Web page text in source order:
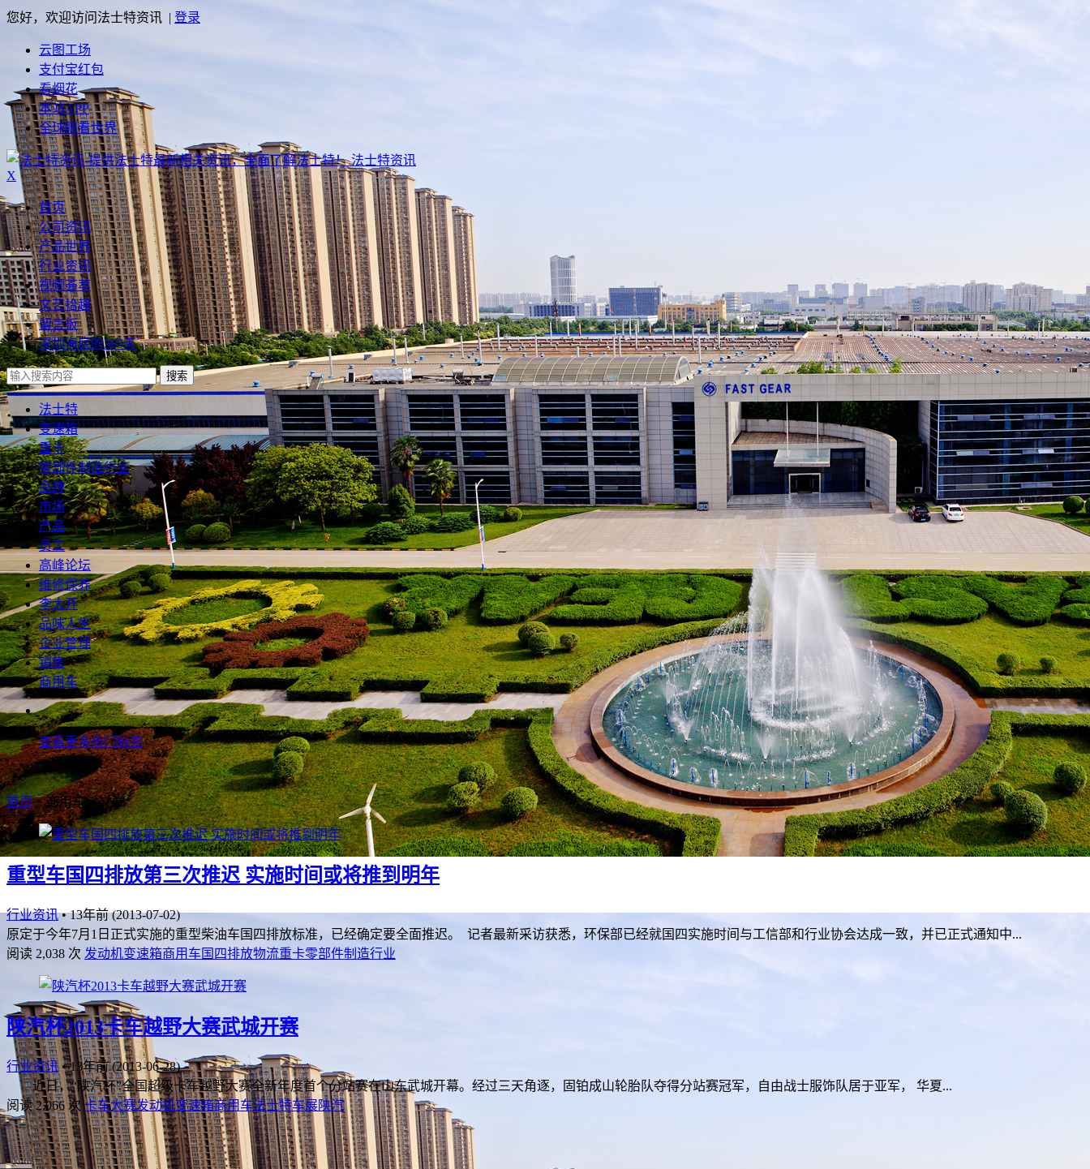
您好，欢迎访问法士特资讯 | 登录
云图工场
支付宝红包
看烟花
本站APP
全球眼看世界
法士特资讯
X
首页
公司资讯
产品世界
行业资讯
视频荟萃
文艺拾趣
留言板
深圳海底的365天
搜索
法士特
变速箱
重卡
零部件制造行业
品牌
市场
产品
员工
高峰论坛
维修保养
李大开
品味人生
企业管理
销售
商用车
查看更多热门标签
首页> 商用车 > 文章
重型车国四排放第三次推迟 实施时间或将推到明年
行业资讯 • 13年前 (2013-07-02)
原定于今年7月1日正式实施的重型柴油车国四排放标准，已经确定要全面推迟。 记者最新采访获悉，环保部已经就国四实施时间与工信部和行业协会达成一致，并已正式通知中...
阅读 2,038 次 发动机变速箱商用车 国四排放物流重卡零部件制造行业
陕汽杯2013卡车越野大赛武城开赛
行业资讯 • 13年前 (2013-06-28)
近日，“陕汽杯”全国超级卡车越野大赛全新年度首个分站赛在山东武城开幕。经过三天角逐，固铂成山轮胎队夺得分站赛冠军，自由战士服饰队居于亚军， 华夏...
阅读 2,066 次卡车大赛发动机变速箱商用车法士特车展陕汽